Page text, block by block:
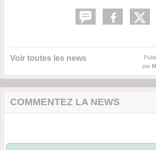
Voir toutes les news
par
COMMENTEZ LA NEWS